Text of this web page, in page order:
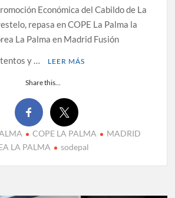
Económica del Cabildo de La
repasa en COPE La Palma la
La Palma en Madrid Fusión
y …
LEER MÁS
Share this...
COPE LA PALMA
MADRID
LA PALMA sodepal